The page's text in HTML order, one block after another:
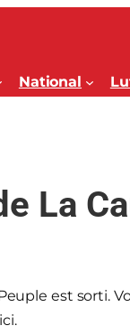
National
La
est sorti.